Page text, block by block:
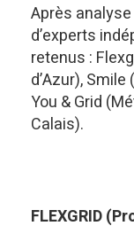
Après
d’experts
retenus :
d’Azur),
You & Grid
Calais).
FLEXGRID